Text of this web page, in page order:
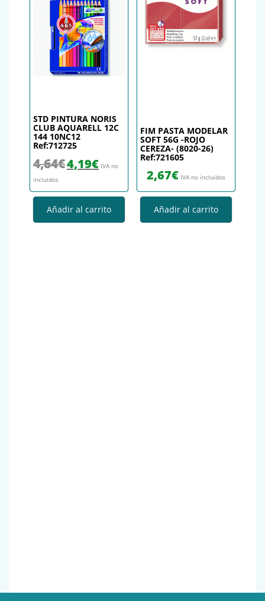
STD PINTURA NORIS
CLUB AQUARELL 12C
144 10NC12
Ref:712725
4,64€ El precio original era: 4,64€.
4,19€El precio actual es: 4,19€.
IVA no
incluidos
Añadir al carrito
FIM PASTA MODELAR
SOFT 56G -ROJO
CEREZA- (8020-26)
Ref:721605
2,67€ IVA no incluidos
Añadir al carrito